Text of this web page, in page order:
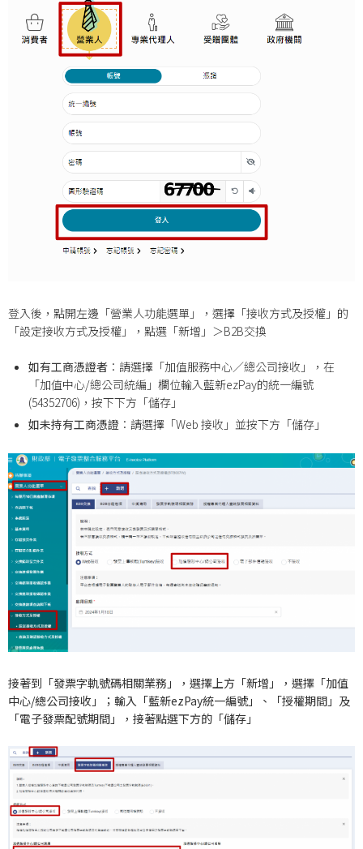
登入後，點開左邊「營業人功能選單」，選擇「接收方式及授權」的
「設定接收方式及授權」，點選「新增」＞B2B交換
如有工商憑證者 ：請選擇「加值服務中心／總公司接收」，在
「加值中心/總公司統編」欄位輸入藍新ezPay的統一編號
(54352706)，按下下方「儲存」
如未持有工商憑證 ：請選擇「Web 接收」並按下方「儲存」
接著到「發票字軌號碼相關業務」，選擇上方「新增」，選擇「加值
中心/總公司接收」；輸入「藍新ezPay統一編號」、「授權期間」及
「電子發票配號期間」，接著點選下方的「儲存」